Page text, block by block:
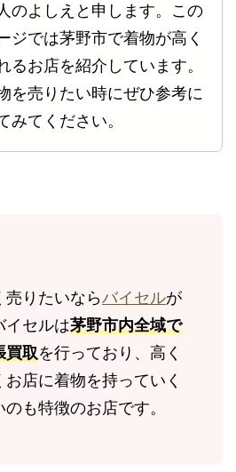
のよしえと申します。この
ジでは茅野市で着物が高く
るお店を紹介しています。
を売りたい時にぜひ参考に
みてください。
売りたいならバイセルが
イセルは茅野市内全域で
買取を行っており、高く
店に着物を持っていく
も特徴のお店です。